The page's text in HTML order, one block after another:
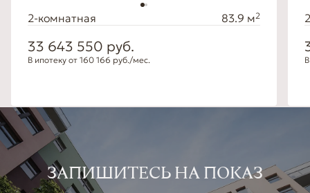
2-комнатная 83.9 м2
33 643 550 руб.
В ипотеку от 160 166 руб./мес.
ЗАПИШИТЕСЬ НА ПОКАЗ